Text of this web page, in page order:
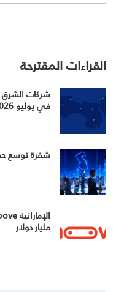
القراءات المقترحة
في يوليو 2026.. والسعودية تعود إلى الصدارة
شفرة توسع
مليار دولار